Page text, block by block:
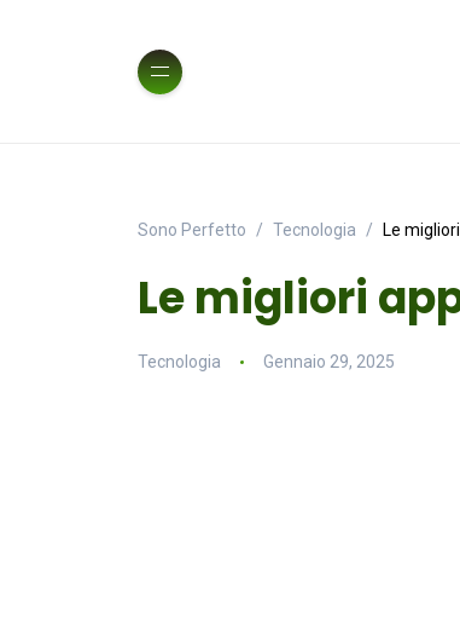
Sono Perfetto Tecnologia Le
Le migliori
Tecnologia Gennaio 29, 2025